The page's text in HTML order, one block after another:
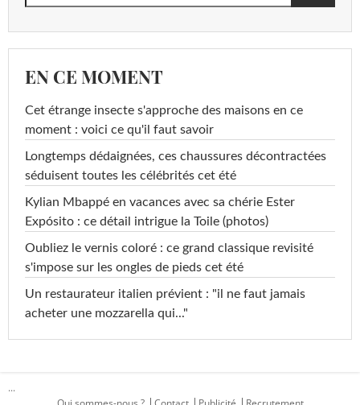
EN CE MOMENT
Cet étrange insecte s'approche des maisons en ce
moment : voici ce qu'il faut savoir
Longtemps dédaignées, ces chaussures décontractées
séduisent toutes les célébrités cet été
Kylian Mbappé en vacances avec sa chérie Ester
Expósito : ce détail intrigue la Toile (photos)
Oubliez le vernis coloré : ce grand classique revisité
s'impose sur les ongles de pieds cet été
Un restaurateur italien prévient : "il ne faut jamais
acheter une mozzarella qui..."
...